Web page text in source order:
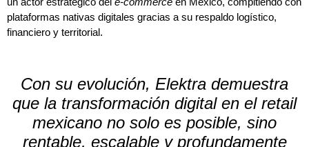
plataformas nativas digitales gracias a su respaldo logístico,
financiero y territorial.
Con su evolución, Elektra demuestra
que la transformación digital en el retail
mexicano no solo es posible, sino
rentable, escalable y profundamente